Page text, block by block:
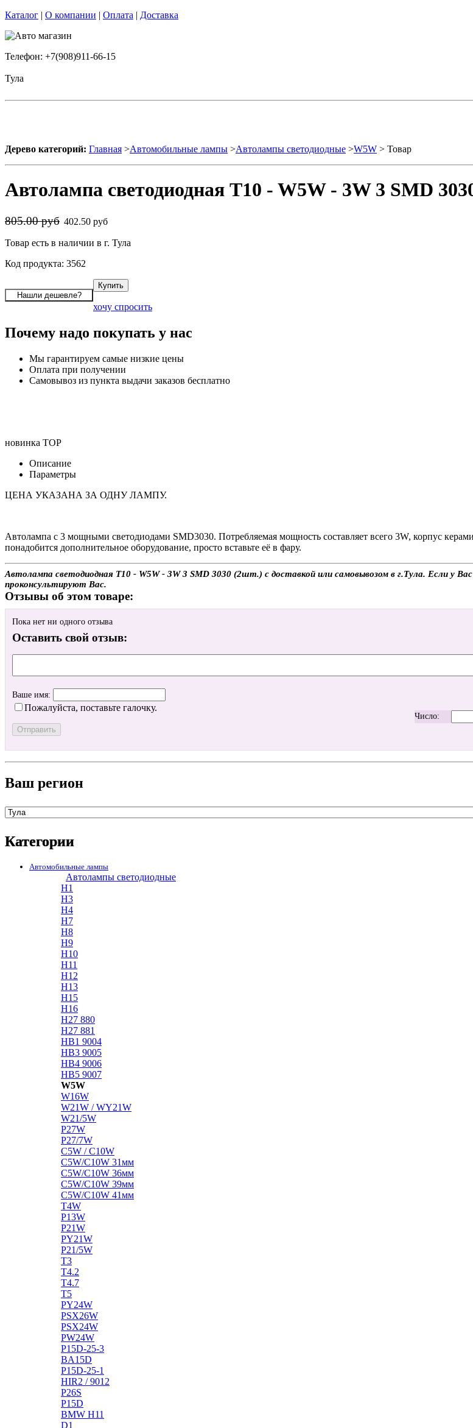
Каталог | О компании | Оплата | Доставка
Телефон: +7(908)911-66-15
Тула
Дерево категорий: Главная >Автомобильные лампы >Автолампы светодиодные >W5W > Товар
Автолампа светодиодная T10 - W5W - 3W 3 SMD
805.00 руб 402.50 руб
Товар есть в наличии в г. Тула
Код продукта: 3562
хочу спросить
Почему надо покупать у нас
Мы гарантируем самые низкие цены
Оплата при получении
Самовывоз из пункта выдачи заказов бесплатно
новинка TOP
Описание
Параметры
ЦЕНА УКАЗАНА ЗА ОДНУ ЛАМПУ.
Автолампа с 3 мощными светодиодами SMD3030. Потребляемая мощность составляет всего 3W, корпус
понадобится дополнительное оборудование, просто вставьте её в фару.
Автолампа светодиодная T10 - W5W - 3W 3 SMD 3030 (2шт.) с доставкой или самовывозом в г.Тула. Если у
проконсультируют Вас.
Отзывы об этом товаре:
Пока нет ни одного отзыва
Оставить свой отзыв:
Ваше имя:
Пожалуйста, поставьте галочку.
Число:
Ваш регион
Категории
Автомобильные лампы
Автолампы светодиодные
H1
H3
H4
H7
H8
H9
H10
H11
H12
H13
H15
H16
H27 880
H27 881
HB1 9004
HB3 9005
HB4 9006
HB5 9007
W5W
W16W
W21W / WY21W
W21/5W
P27W
P27/7W
C5W / C10W
C5W/C10W 31мм
C5W/C10W 36мм
C5W/C10W 39мм
C5W/C10W 41мм
T4W
P13W
P21W
PY21W
P21/5W
T3
T4.2
T4.7
T5
PY24W
PSX26W
PSX24W
PW24W
P15D-25-3
BA15D
P15D-25-1
HIR2 / 9012
P26S
P15D
BMW H11
D1